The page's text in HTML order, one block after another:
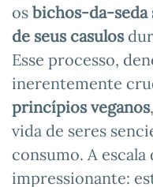
os bichos-da-seda
de seus casulos
Esse processo,
inerentemente
princípios veganos
vida de seres
consumo. A escala
impressionante: